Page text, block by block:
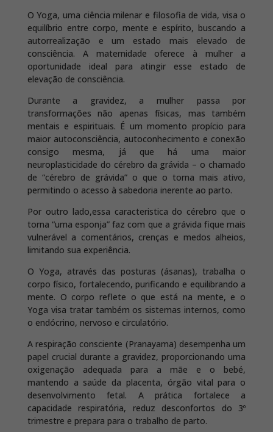
O Yoga, uma ciência milenar e filosofia de vida, visa o
equilíbrio entre corpo, mente e espírito, buscando a
autorrealização e um estado mais elevado de
consciência. A maternidade oferece à mulher a
oportunidade ideal para atingir esse estado de
elevação de consciência.
Durante a gravidez, a mulher passa por
transformações não apenas físicas, mas também
mentais e espirituais. É um momento propício para
maior autoconsciência, autoconhecimento e conexão
consigo mesma, já que há uma maior
neuroplasticidade do cérebro da grávida – o chamado
de “cérebro de grávida” o que o torna mais ativo,
permitindo o acesso à sabedoria inerente ao parto.
Por outro lado,essa caracteristica do cérebro que o
torna “uma esponja” faz com que a grávida fique mais
vulnerável a comentários, crenças e medos alheios,
limitando sua experiência.
O Yoga, através das posturas (ásanas), trabalha o
corpo físico, fortalecendo, purificando e equilibrando a
mente. O corpo reflete o que está na mente, e o
Yoga visa tratar também os sistemas internos, como
o endócrino, nervoso e circulatório.
A respiração consciente (Pranayama) desempenha um
papel crucial durante a gravidez, proporcionando uma
oxigenação adequada para a mãe e o bebé,
mantendo a saúde da placenta, órgão vital para o
desenvolvimento fetal. A prática fortalece a
capacidade respiratória, reduz desconfortos do 3º
trimestre e prepara para o trabalho de parto.